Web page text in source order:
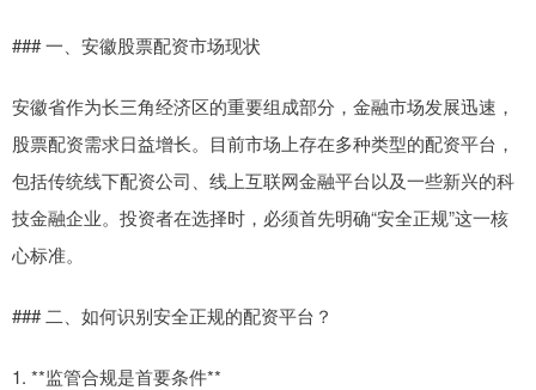
### 一、安徽股票配资市场现状
安徽省作为长三角经济区的重要组成部分，金融市场发展迅速，
股票配资需求日益增长。目前市场上存在多种类型的配资平台，
包括传统线下配资公司、线上互联网金融平台以及一些新兴的科
技金融企业。投资者在选择时，必须首先明确“安全正规”这一核
心标准。
### 二、如何识别安全正规的配资平台？
1. **监管合规是首要条件**